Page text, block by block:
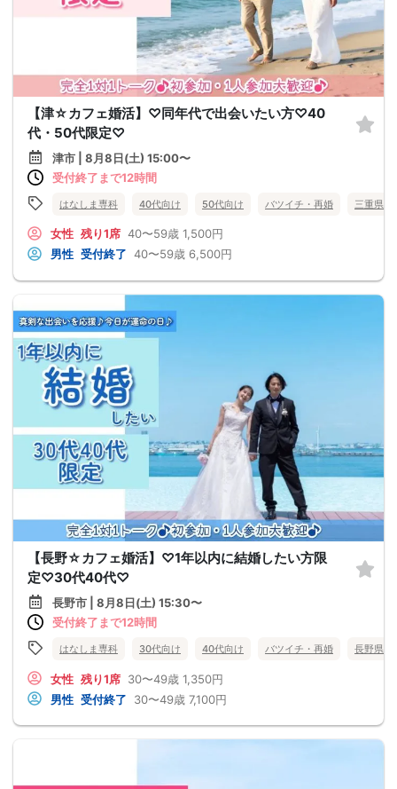
【津☆カフェ婚活】♡同年代で出会いたい方♡40
代・50代限定♡
津市 | 8月8日(土) 15:00〜
受付終了まで12時間
はなしま専科 40代向け 50代向け バツイチ・再婚 三重県
女性 残り1席 40〜59歳 1,500円
男性 受付終了 40〜59歳 6,500円
【長野☆カフェ婚活】♡1年以内に結婚したい方限
定♡30代40代♡
長野市 | 8月8日(土) 15:30〜
受付終了まで12時間
はなしま専科 30代向け 40代向け バツイチ・再婚 長野県
女性 残り1席 30〜49歳 1,350円
男性 受付終了 30〜49歳 7,100円